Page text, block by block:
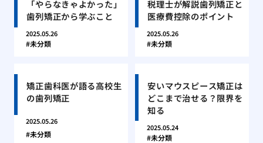
「やらなきゃよかった」
歯列矯正から学ぶこと
2025.05.26
未分類
税理士が解説歯列矯正と
医療費控除のポイント
2025.05.26
未分類
矯正歯科医が語る高校生
の歯列矯正
2025.05.26
未分類
安いマウスピース矯正は
どこまで治せる？限界を
知る
2025.05.24
未分類